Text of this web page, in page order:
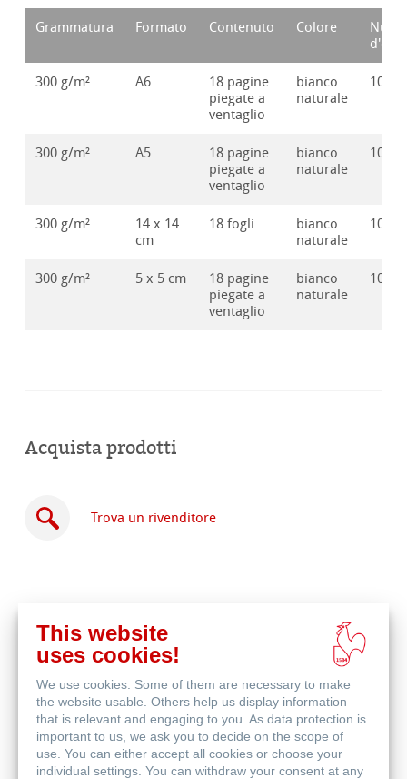
Grammatura Formato Contenuto Colore
300 g/m² A6
18 pagine
piegate a
ventaglio
bianco
naturale
300 g/m² A5
18 pagine
piegate a
ventaglio
bianco
naturale
300 g/m²
14 x 14
cm
18 fogli
bianco
naturale
300 g/m² 5 x 5 cm
18 pagine
piegate a
ventaglio
bianco
naturale
Acquista prodotti
Trova un rivenditore
Acquista
online
This website
uses cookies!
We use cookies. Some of them are necessary to make
the website usable. Others help us display information
that is relevant and engaging to you. As data protection is
important to us, we ask you to decide on the scope of
use. You can either accept all cookies or choose your
individual settings. You can withdraw your consent at any